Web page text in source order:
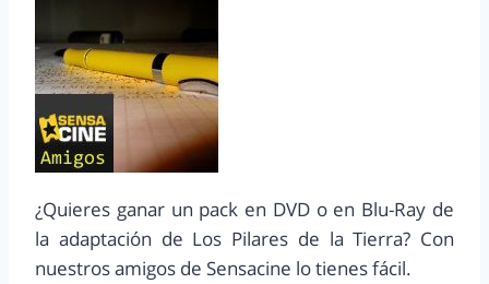
¿Quieres ganar un pack en DVD o en Blu-Ray de
la adaptación de Los Pilares de la Tierra? Con
nuestros amigos de Sensacine lo tienes fácil.